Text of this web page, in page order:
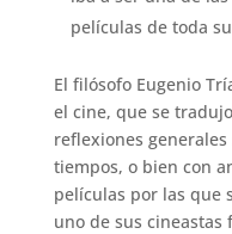
películas de toda
El filósofo Eugenio
el cine, que se
reflexiones
tiempos, o bien con
películas por las que
uno de sus cineastas